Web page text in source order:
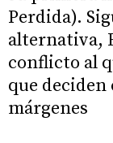
Perdida).
alternativa,
conflicto al
que deciden
márgenes